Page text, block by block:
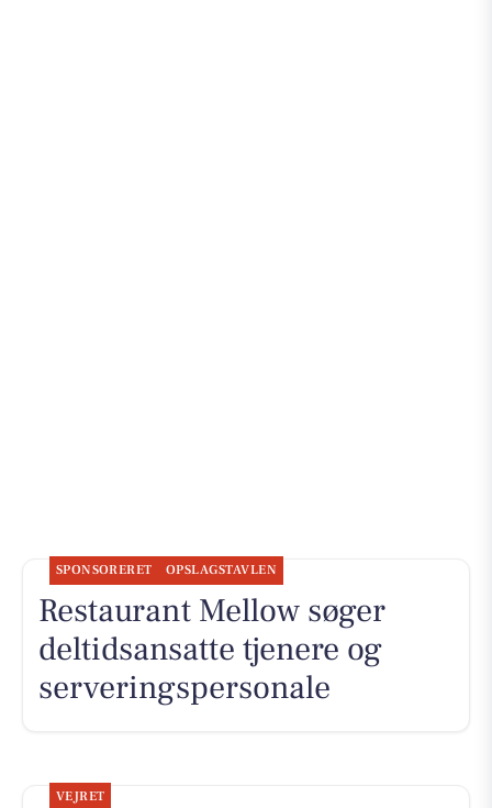
SPONSORERET OPSLAGSTAVLEN
Restaurant Mellow søger
deltidsansatte tjenere og
serveringspersonale
VEJRET